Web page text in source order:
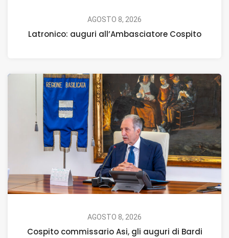
AGOSTO 8, 2026
Latronico: auguri all’Ambasciatore Cospito
AGOSTO 8, 2026
Cospito commissario Asi, gli auguri di Bardi